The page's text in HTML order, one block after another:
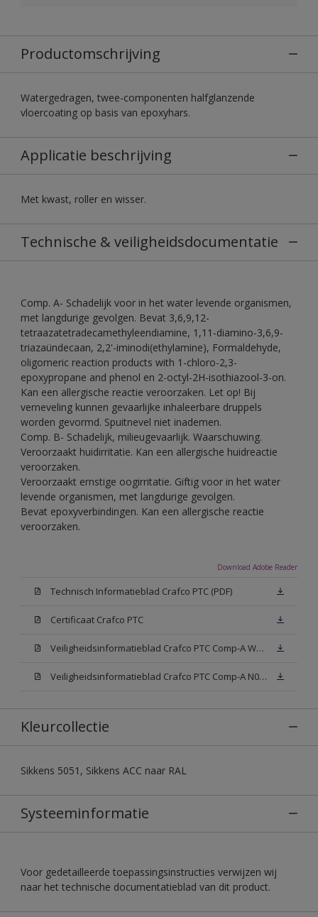
Productomschrijving
Watergedragen, twee-componenten halfglanzende
vloercoating op basis van epoxyhars.
Applicatie beschrijving
Met kwast, roller en wisser.
Technische & veiligheidsdocumentatie
Comp. A- Schadelijk voor in het water levende organismen,
met langdurige gevolgen. Bevat 3,6,9,12-
tetraazatetradecamethyleendiamine, 1,11-diamino-3,6,9-
triazaündecaan, 2,2'-iminodi(ethylamine), Formaldehyde,
oligomeric reaction products with 1-chloro-2,3-
epoxypropane and phenol en 2-octyl-2H-isothiazool-3-on.
Kan een allergische reactie veroorzaken. Let op! Bij
verneveling kunnen gevaarlijke inhaleerbare druppels
worden gevormd. Spuitnevel niet inademen.
Comp. B- Schadelijk, milieugevaarlijk. Waarschuwing.
Veroorzaakt huidirritatie. Kan een allergische huidreactie
veroorzaken.
Veroorzaakt ernstige oogirritatie. Giftig voor in het water
levende organismen, met langdurige gevolgen.
Bevat epoxyverbindingen. Kan een allergische reactie
veroorzaken.
Download Adobe Reader
Technisch Informatieblad Crafco PTC (PDF)
Certificaat Crafco PTC
Veiligheidsinformatieblad Crafco PTC Comp-A W05 (MSDS)
Veiligheidsinformatieblad Crafco PTC Comp-A N00 (MSDS)
Kleurcollectie
Sikkens 5051, Sikkens ACC naar RAL
Systeeminformatie
Voor gedetailleerde toepassingsinstructies verwijzen wij
naar het technische documentatieblad van dit product.